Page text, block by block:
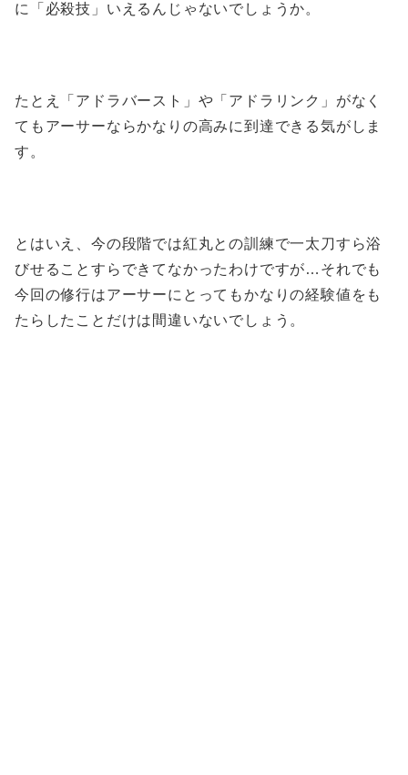
に「必殺技」いえるんじゃないでしょうか。
たとえ「アドラバースト」や「アドラリンク」がなく
てもアーサーならかなりの高みに到達できる気がしま
す。
とはいえ、今の段階では紅丸との訓練で一太刀すら浴
びせることすらできてなかったわけですが…それでも
今回の修行はアーサーにとってもかなりの経験値をも
たらしたことだけは間違いないでしょう。